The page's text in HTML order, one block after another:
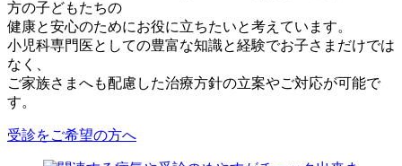
方の子どもたちの
健康と安心のためにお役に立ちたいと考えています。
小児科専門医としての豊富な知識と経験でお子さまだけでは
なく、
ご家族さまへも配慮した治療方針の立案やご対応が可能で
す。
受診をご希望の方へ